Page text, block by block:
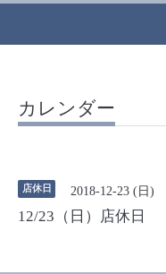
カレンダー
店休日 2018-12-23 (日)
12/23（日）店休日